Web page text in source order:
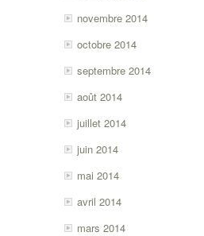
novembre 2014
octobre 2014
septembre 2014
août 2014
juillet 2014
juin 2014
mai 2014
avril 2014
mars 2014